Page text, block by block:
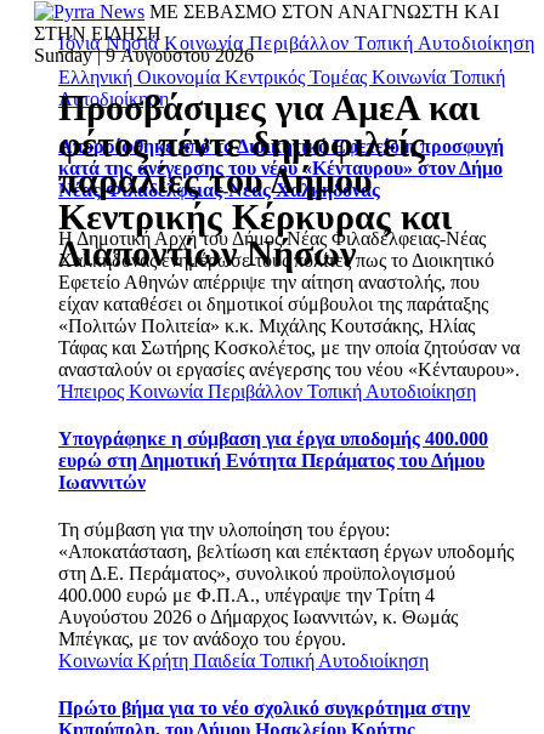
ΜΕ ΣΕΒΑΣΜΟ ΣΤΟΝ ΑΝΑΓΝΩΣΤΗ ΚΑΙ
ΣΤΗΝ ΕΙΔΗΣΗ
Sunday | 9 Αυγούστου 2026
Ελληνική Οικονομία Κεντρικός Τομέας Κοινωνία Τοπική
Αυτοδιοίκηση
Απορρίφθηκε από το Διοικητικό Εφετείο η προσφυγή
κατά της ανέγερσης του νέου «Κένταυρου» στον Δήμο
Νέας Φιλαδέλφειας-Νέας Χαλκηδόνας
Η Δημοτική Αρχή του Δήμος Νέας Φιλαδέλφειας-Νέας
Χαλκηδόνας ενημέρωσε τους πολίτες πως το Διοικητικό
Εφετείο Αθηνών απέρριψε την αίτηση αναστολής, που
είχαν καταθέσει οι δημοτικοί σύμβουλοι της παράταξης
«Πολιτών Πολιτεία» κ.κ. Μιχάλης Κουτσάκης, Ηλίας
Τάφας και Σωτήρης Κοσκολέτος, με την οποία ζητούσαν να
ανασταλούν οι εργασίες ανέγερσης του νέου «Κένταυρου».
Ήπειρος Κοινωνία Περιβάλλον Τοπική Αυτοδιοίκηση
Υπογράφηκε η σύμβαση για έργα υποδομής 400.000
ευρώ στη Δημοτική Ενότητα Περάματος του Δήμου
Ιωαννιτών
Τη σύμβαση για την υλοποίηση του έργου:
«Αποκατάσταση, βελτίωση και επέκταση έργων υποδομής
στη Δ.Ε. Περάματος», συνολικού προϋπολογισμού
400.000 ευρώ με Φ.Π.Α., υπέγραψε την Τρίτη 4
Αυγούστου 2026 ο Δήμαρχος Ιωαννιτών, κ. Θωμάς
Μπέγκας, με τον ανάδοχο του έργου.
Κοινωνία Κρήτη Παιδεία Τοπική Αυτοδιοίκηση
Πρώτο βήμα για το νέο σχολικό συγκρότημα στην
Ιόνια ΝησιάΚοινωνία Περιβάλλον Τοπική Αυτοδιοίκηση
Προσβάσιμες για ΑμεΑ και
φέτος πέντε δημοφιλείς
παραλίες του Δήμου
Κεντρικής Κέρκυρας και
Διαποντίων Νήσων